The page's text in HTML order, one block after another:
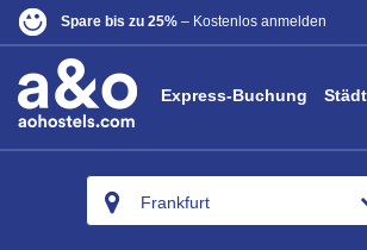
Spare bis zu 25% – Kostenlos anmelden
Express-Buchung
Frankfurt